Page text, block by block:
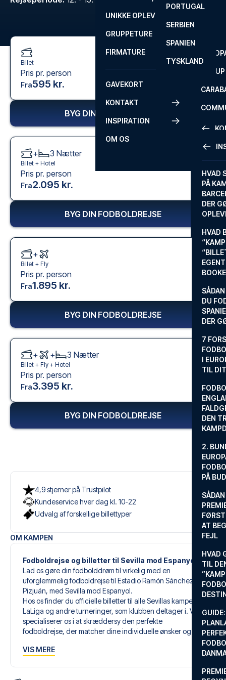
FA CUP
ROM
SEVILLA
PORTUGAL
SERBIEN
SPANIEN
TYSKLAND
UNIKKE OPLEVELSER
GRUPPETURE
FIRMATURE
GAVEKORT
KONTAKT
FAQ
INSPIRATION
HVAD
PÅ
DER
HVAD
DU
DER
7
I
TIL
DEN
2.
PÅ
AT
FEJL
HVAD
TIL
OM OS
4,9 stjerner på Trustpilot
Kundeservice hver dag kl. 10-22
Udvalg af forskellige billettyper
OM KAMPEN
Fodboldrejse og billetter til Sevilla mod Espanyol
Lad os gøre din fodbolddrøm til virkelig med en
uforglemmelig fodboldrejse til Estadio Ramón Sánchez
Pizjuán, med Sevilla mod Espanyol.
Hos os finder du officielle billetter til alle Sevillas kampe i
LaLiga og andre turneringer, som klubben deltager i. Vi
specialiserer os i at skræddersy den perfekte
fodboldrejse, der matcher dine individuelle ønsker og
VIS MERE
Billet
Pris pr. person
Fra595 kr.
BYG DIN FODBOLDREJSE
+ 3 Nætter
Billet + Hotel
Pris pr. person
Fra2.095 kr.
BYG DIN FODBOLDREJSE
+
Billet + Fly
Pris pr. person
Fra1.895 kr.
BYG DIN FODBOLDREJSE
+ + 3 Nætter
Billet + Fly + Hotel
Pris pr. person
Fra3.395 kr.
BYG DIN FODBOLDREJSE